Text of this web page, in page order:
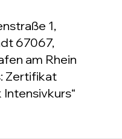
1,
67067,
am Rhein
Zertifikat
Intensivkurs“